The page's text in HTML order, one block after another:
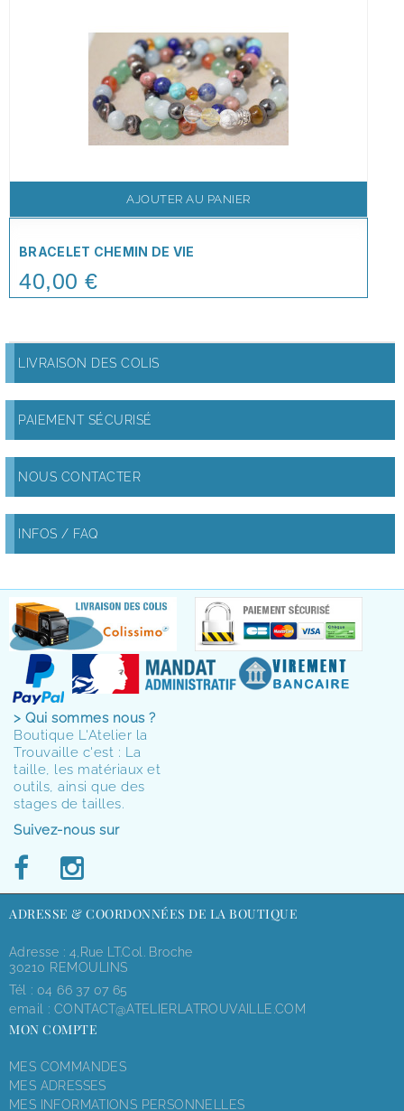
AJOUTER AU PANIER
BRACELET CHEMIN DE VIE
Price
40,00 €
LIVRAISON DES COLIS
PAIEMENT SÉCURISÉ
NOUS CONTACTER
INFOS / FAQ
> Qui sommes nous ?
Boutique L'Atelier la
Trouvaille c'est : La
taille, les matériaux et
outils, ainsi que des
stages de tailles.
Suivez-nous sur
ADRESSE & COORDONNÉES DE LA BOUTIQUE
Adresse : 4,rue LT.Col. Broche
30210 REMOULINS
Tél : 04 66 37 07 65
email : CONTACT@ATELIERLATROUVAILLE.COM
MON COMPTE
MES COMMANDES
MES ADRESSES
MES INFORMATIONS PERSONNELLES